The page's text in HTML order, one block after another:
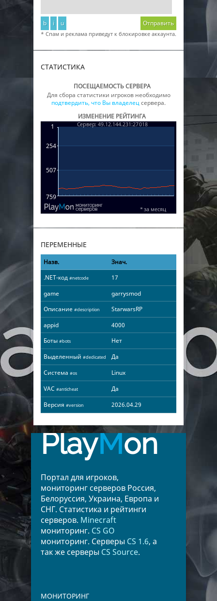
b i u Отправить
* Спам и реклама приведут к блокировке аккаунта.
СТАТИСТИКА
ПОСЕЩАЕМОСТЬ СЕРВЕРА
Для сбора статистики игроков необходимо
подтвердить, что Вы владелецсервера.
ИЗМЕНЕНИЕ РЕЙТИНГА
ПЕРЕМЕННЫЕ
Назв.
Знач.
.NET-код #netcode
17
game
garrysmod
Описание #description
StarwarsRP
appid
4000
Боты #bots
Нет
Выделенный #dedicated
Да
Система #os
Linux
VAC #anticheat
Да
Версия #version 2026.04.29
PlayMon
Портал для игроков,
мониторинг серверов Россия,
Белоруссия, Украина, Европа и
СНГ. Статистика и рейтинги
серверов. Minecraft
мониторинг. CS GO
мониторинг. Серверы CS 1.6, а
так же серверы CS Source.
МОНИТОРИНГ